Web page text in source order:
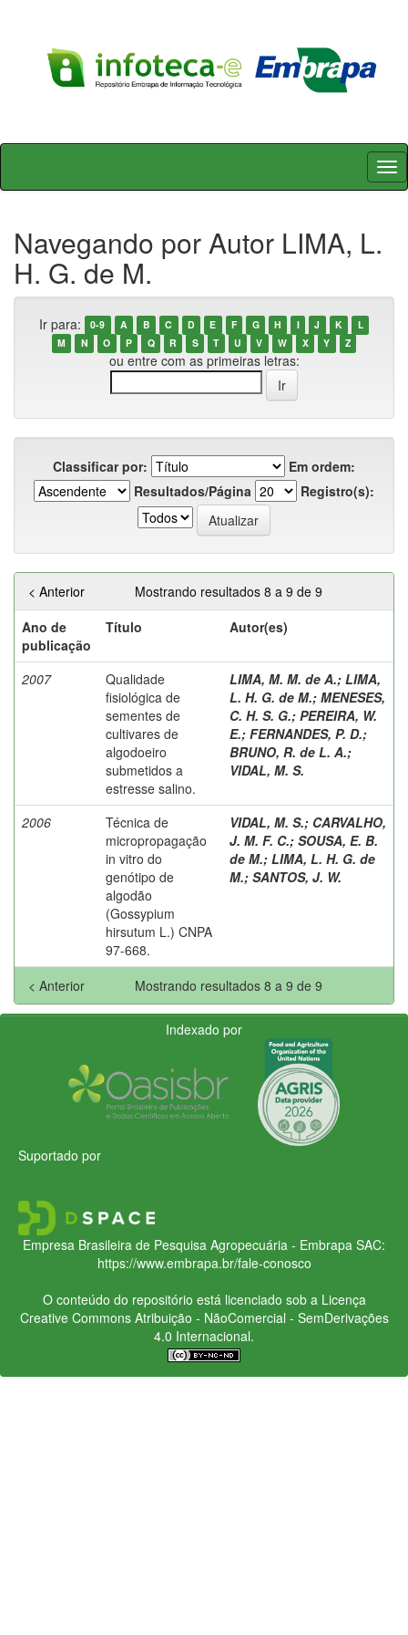
Skip
Navegando por Autor LIMA, L.
H. G. de M.
Ir para: 0-9 A B C D E F G H I J K
L
M
N O P Q R S T U V W X Y Z
ou entre com as primeiras letras:
Classificar por:
Em ordem:
Resultados/Página
Registro(s):
Mostrando resultados 8 a 9 de 9
< Anterior
Ano de
publicação
Título Autor(es)
2007
Qualidade
fisiológica de
sementes de
cultivares de
algodoeiro
submetidos a
estresse salino.
LIMA, M. M. de A.; LIMA,
L. H. G. de M.; MENESES,
C. H. S. G.; PEREIRA, W.
E.; FERNANDES, P. D.;
BRUNO, R. de L. A.;
VIDAL, M. S.
2006
Técnica de
micropropagação
in vitro do
genótipo de
algodão
(Gossypium
hirsutum L.) CNPA
97-668.
VIDAL, M. S.; CARVALHO,
J. M. F. C.; SOUSA, E. B.
de M.; LIMA, L. H. G. de
M.; SANTOS, J. W.
Mostrando resultados 8 a 9 de 9
< Anterior
Indexado por
Suportado por
Empresa Brasileira de Pesquisa Agropecuária - Embrapa SAC:
https://www.embrapa.br/fale-conosco
O conteúdo do repositório está licenciado sob a Licença
Creative CommonsAtribuição - NãoComercial - SemDerivações
4.0 Internacional.